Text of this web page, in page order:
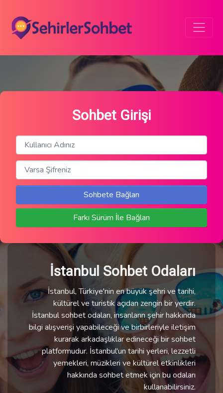
Sohbet Girişi
Sohbete Bağlan
Farkı Sürüm İle Bağlan
İstanbul Sohbet Odaları
İstanbul, Türkiye'nin en büyük şehri ve tarihi,
kültürel ve turistik açıdan zengin bir yerdir.
İstanbul sohbet odaları, insanların şehir hakkında
bilgi alışverişi yapabileceği ve birbirleriyle iletişim
kurarak arkadaşlıklar edineceği bir sohbet
platformudur. İstanbul'un tarihi yerleri, lezzetli
yemekleri, müzikleri ve kültürel etkinlikleri
hakkında sohbet etmek için bu odaları
kullanabilirsiniz.